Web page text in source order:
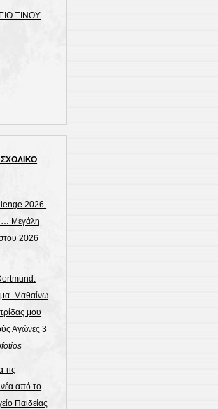
ΞΙΝΟΥ
2026.
… Μεγάλη
2026
Μαθαίνω
μου
Αγώνες 3
τις
από το
Παιδείας